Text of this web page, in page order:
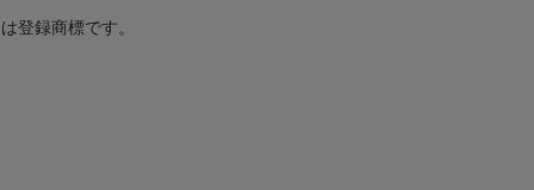
登録商標です。